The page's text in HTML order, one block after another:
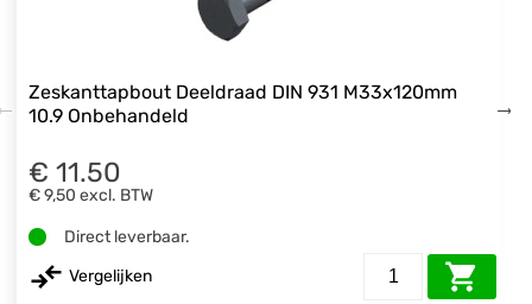
Zeskanttapbout Deeldraad DIN 931 M33x120mm
10.9 Onbehandeld
€ 11.50
€ 9,50 excl. BTW
Direct leverbaar.
Vergelijken